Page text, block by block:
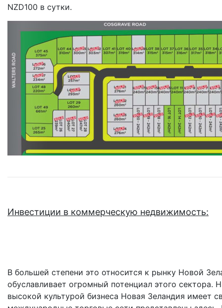
NZD100 в сутки.
Инвестиции в коммерческую недвижимость:
В большей степени это относится к рынку Новой
обуславливает огромный потенциал этого
высокой культурой бизнеса Новая Зеландия имеет